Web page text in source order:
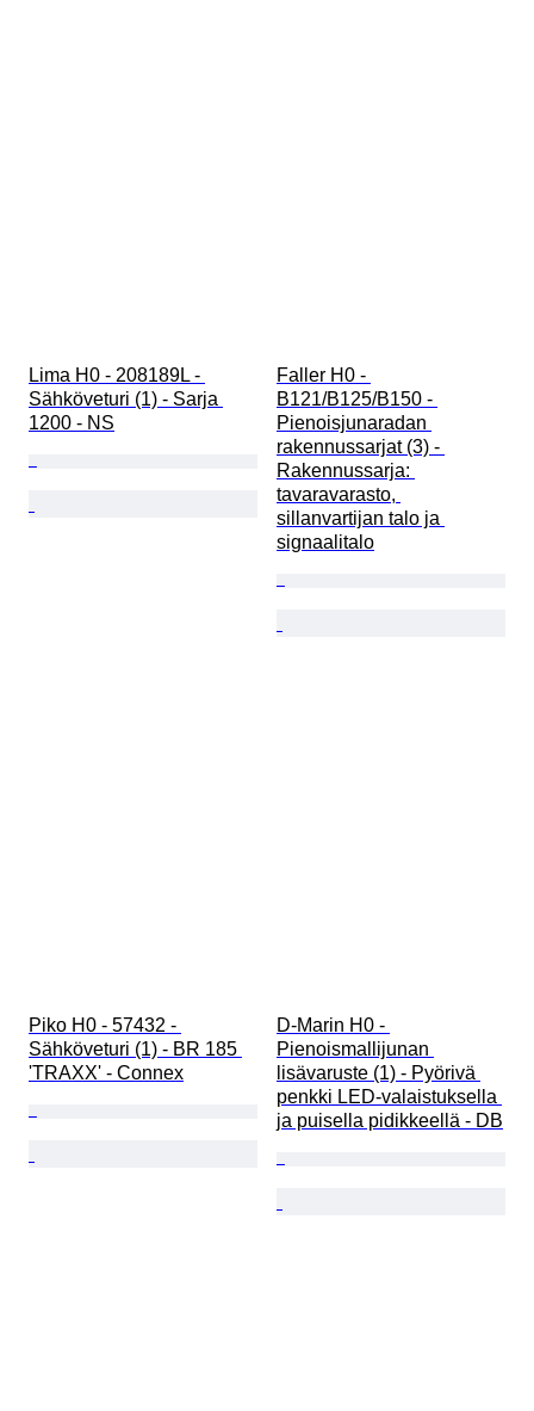
Lima H0 - 208189L -
Sähköveturi (1) - Sarja
1200 - NS
Faller H0 -
B121/B125/B150 -
Pienoisjunaradan
rakennussarjat (3) -
Rakennussarja:
tavaravarasto,
sillanvartijan talo ja
signaalitalo
Piko H0 - 57432 -
Sähköveturi (1) - BR 185
'TRAXX' - Connex
D-Marin H0 -
Pienoismallijunan
lisävaruste (1) - Pyörivä
penkki LED-valaistuksella
ja puisella pidikkeellä - DB